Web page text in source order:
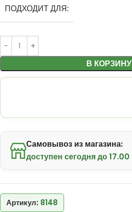
ПОДХОДИТ ДЛЯ:
В КОРЗИНУ
Самовывоз из магазина:
доступен сегодня до 17.00
Артикул: 8148